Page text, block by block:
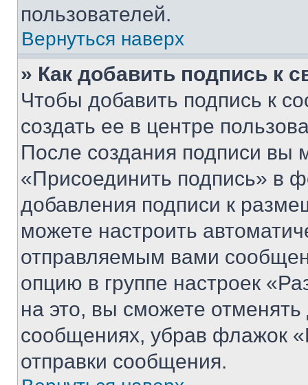
пользователей.
Вернуться наверх
» Как добавить подпись к
Чтобы добавить подпись к
создать ее в центре
После создания подписи вы
«Присоединить подпись» в
добавления подписи к
можете настроить
отправляемым вами
опцию в группе настроек
на это, вы сможете
сообщениях, убрав флажок
отправки сообщения.